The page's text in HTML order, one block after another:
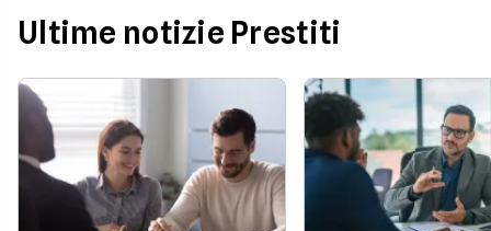
Ultime notizie Prestiti